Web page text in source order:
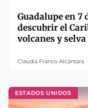
Guadalupe en 7
descubrir el
volcanes y
Claudia Franco Alcántara
ESTADOS UNIDOS